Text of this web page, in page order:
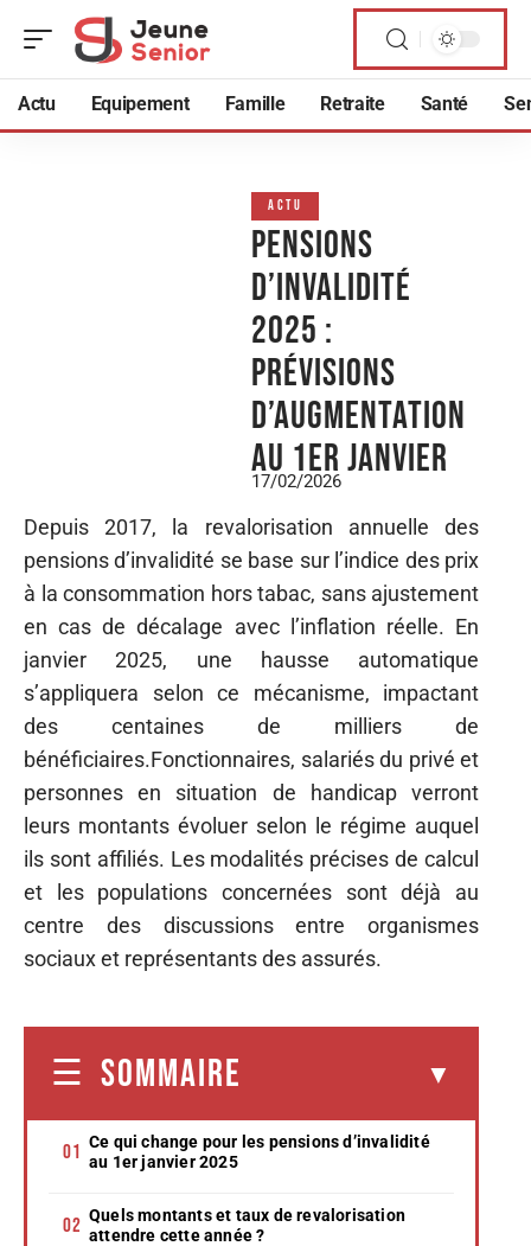
Actu Equipement Famille Retraite Santé
ACTU
Pensions
d’invalidité
2025 :
prévisions
d’augmentation
au 1er janvier
17/02/2026
Depuis 2017, la revalorisation annuelle des
pensions d’invalidité se base sur l’indice des prix
à la consommation hors tabac, sans ajustement
en cas de décalage avec l’inflation réelle. En
janvier 2025, une hausse automatique
s’appliquera selon ce mécanisme, impactant
des centaines de milliers de
bénéficiaires.Fonctionnaires, salariés du privé et
personnes en situation de handicap verront
leurs montants évoluer selon le régime auquel
ils sont affiliés. Les modalités précises de calcul
et les populations concernées sont déjà au
centre des discussions entre organismes
sociaux et représentants des assurés.
SOMMAIRE
Ce qui change pour les pensions d’invalidité
au 1er janvier 2025
Quels montants et taux de revalorisation
attendre cette année ?